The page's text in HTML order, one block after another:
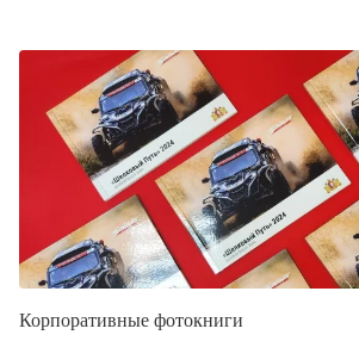
Корпоративные фотокниги